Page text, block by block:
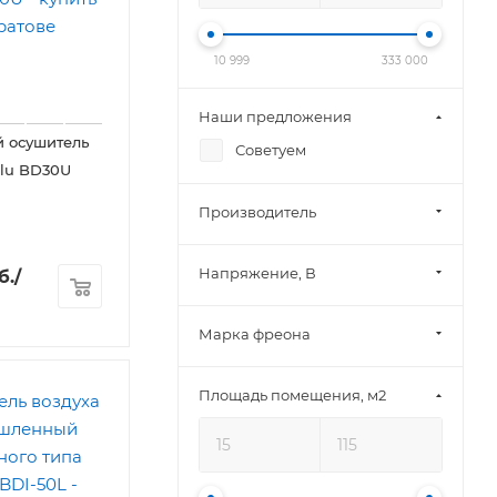
BD30U
/
10 999 333 000
Наши предложения
Советуем
Производитель
Напряжение, В
Марка фреона
Площадь помещения, м2